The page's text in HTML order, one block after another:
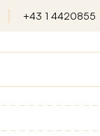
+43 1 4420855